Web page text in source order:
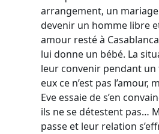
arrangement, un
devenir un homme libre
amour resté à
lui donne un bébé. La
leur convenir pendant un
eux ce n’est pas l’amour,
Eve essaie de s’en
ils ne se détestent pas…
passe et leur relation